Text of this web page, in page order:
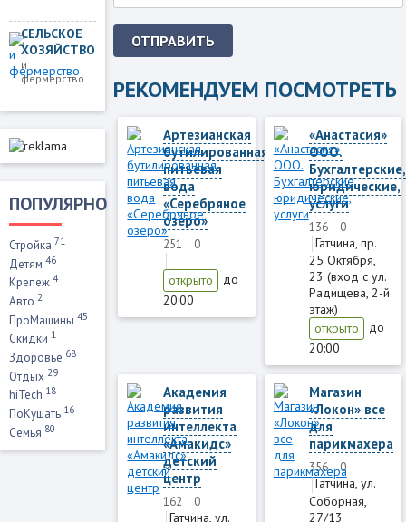
СЕЛЬСКОЕ
ХОЗЯЙСТВО
и
фермерство
ПОПУЛЯРНО
Стройка 71
Детям 46
Крепеж 4
Авто 2
ПроМашины 45
Скидки 1
Здоровье 68
Отдых 29
hiTech 18
ПоКушать 16
Семья 80
ОТПРАВИТЬ
РЕКОМЕНДУЕМ ПОСМОТРЕТЬ
Артезианская
бутилированная
питьевая
вода
«Серебряное
озеро»
251 0
открыто
до
20:00
«Анастасия»
ООО.
Бухгалтерские,
юридические,
услуги
136 0
Гатчина, пр.
25 Октября,
23 (вход с ул.
Радищева, 2-й
этаж)
открыто
до
20:00
Академия
развития
интеллекта
«Амакидс»
детский
центр
162 0
Гатчина, ул.
Магазин
«Локон» все
для
парикмахера
356 0
Гатчина, ул.
Соборная,
27/13